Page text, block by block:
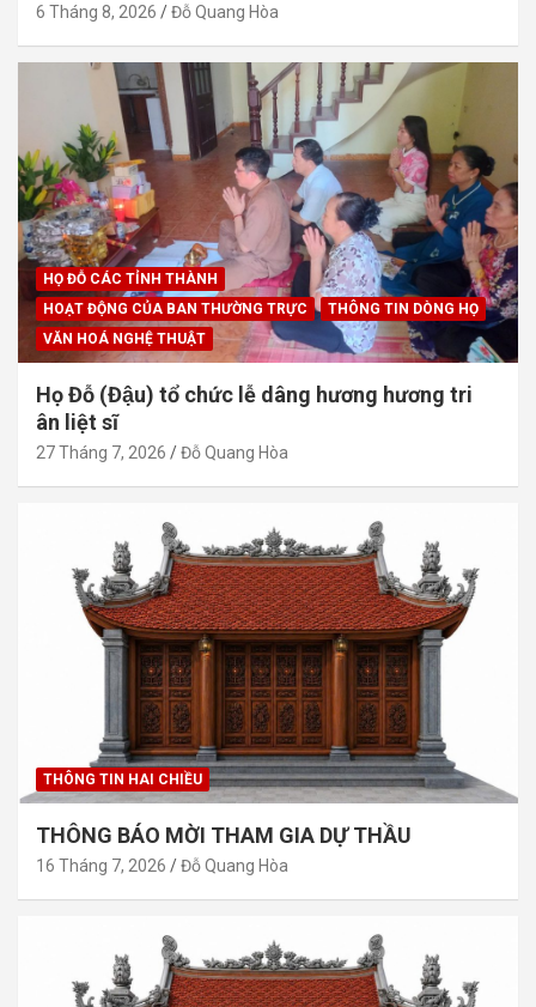
6 Tháng 8, 2026 Đỗ Quang Hòa
HỌ ĐỖ CÁC TỈNH THÀNH
HOẠT ĐỘNG CỦA BAN THƯỜNG TRỰC
THÔNG TIN DÒNG HỌ
VĂN HOÁ NGHỆ THUẬT
Họ Đỗ (Đậu) tổ chức lễ dâng hương hương tri
ân liệt sĩ
27 Tháng 7, 2026 Đỗ Quang Hòa
THÔNG TIN HAI CHIỀU
THÔNG BÁO MỜI THAM GIA DỰ THẦU
16 Tháng 7, 2026 Đỗ Quang Hòa